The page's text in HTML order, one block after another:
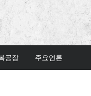
공장 주요언론